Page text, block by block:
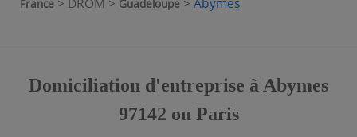
France > DROM > Guadeloupe > Abymes
Domiciliation d'entreprise à Abymes
97142 ou Paris